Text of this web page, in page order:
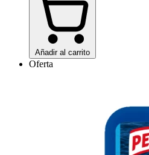
Añadir al carrito
Oferta